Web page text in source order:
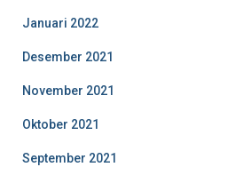
Januari 2022
Desember 2021
November 2021
Oktober 2021
September 2021